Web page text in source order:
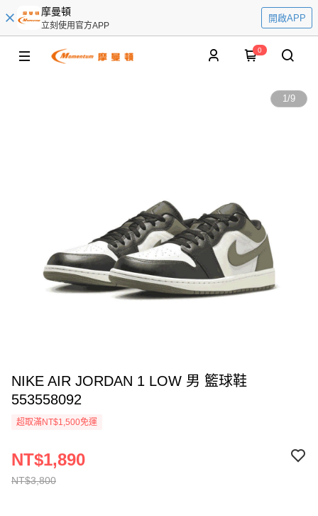
摩曼頓
立刻使用官方APP
開啟APP
0
1/9
NIKE AIR JORDAN 1 LOW 男 籃球鞋
553558092
超取滿NT$1,500免運
NT$3,800
NT$1,890